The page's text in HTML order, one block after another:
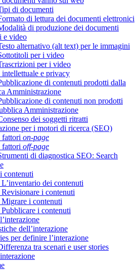
di documenti
di lettura dei documenti elettronici
di produzione dei documenti
e video
alternativo (alt text) per le immagini
per i video
per i video
intellettuale e privacy
di contenuti prodotti dalla
Amministrazione
di contenuti non prodotti
Amministrazione
dei soggetti ritratti
per i motori di ricerca (SEO)
fattori on-page
fattori off-page
di diagnostica SEO: Search
contenuti
dei contenuti
i contenuti
i contenuti
i contenuti
dell’interazione
per definire l’interazione
tra scenari e user stories